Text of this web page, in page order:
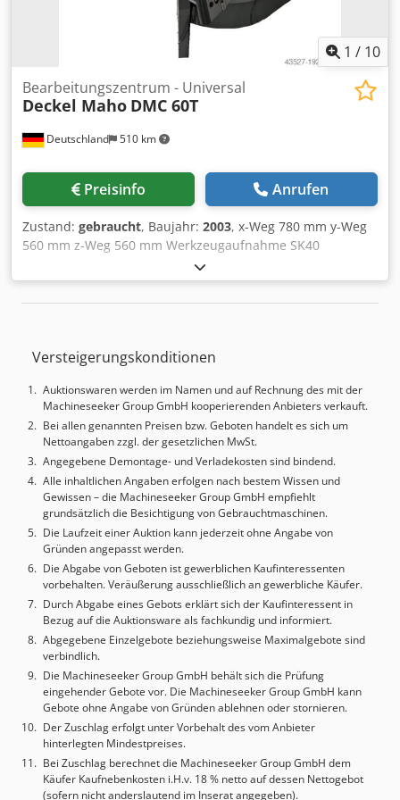
1 / 10
Deutschland 510 km
Bearbeitungszentrum - Universal
Deckel Maho DMC 60T
Preisinfo Anrufen
Zustand: gebraucht, Baujahr: 2003, x-Weg 780 mm y-Weg
560 mm z-Weg 560 mm Werkzeugaufnahme SK40
Steuerung HEIDENHAIN iTNC 530 Maschinengewicht ca.
ca.12,5 t Dodpjwm Rrwsfx Af Rjck Raumbedarf ca. 3,40 x
3,30 x 2,60 m DECKEL MAHO DMC 60T BJ 2003
Maschine DMC 60T (1659) befindet sich in einem sehr
Fräsarbeiten dank leistungsstarker Motorspindeln, hoher
Vorschubgeschwindigkeiten und einem flexiblen
Werkzeugmagazin. Alle technischen Details finden Sie
untenstehend. Arbeitstische NC-Rundtisch -
Aufspannfläche, Palette: durchmesser 500 x 630 mm
Zentrierbohrung: durchmesser50^H6 20 tief mm
Richtbohrung: durchmesser20^H6 20 tief mm
Drehmoment der Tischplatte bei: - 100% ED: 1603Nm -
25% ED: 2813Nm max. Umdrehung der Tischplatte: 30
U/min. Vorschub: 7200 ./min. Zulässige Belastung des
Tisches: 400 kg Werkzeugmagazin mit -Magazin SK 40
Vorschubantrieb Ac-Servmotoren in Digitaltechnik für
Achse X,Y,Z Vorschubgeschwindigkeit X-,Y-,Z-Achse
stufenlos progammierbar: 20-15000 mm/min. Eilgang
X-,Y-,Z Achse: 50 mm/min. Einrichtbetrieb X-,Y-,Z-Achse:
20-2000 mm/min Wegmeßsystem Auflösung | X-,Y-,Z-
Achse: 0,001mm Eingabefeinheit | X-,Y-,Z-Achse: 0,001mm
Positionstoleranz | X-,Y-,Z-Achse: 0,010mm Hauptantrieb
12000min^-1: Motorspindal ohne Getriebe Hauptantrieb
18000min^-1: Motorspindel ohne Getriebe Drehzahl
Stufenlos programmierbar: 20-24000 min^-1 im
Einrichtbetrieb: 20-800 min^-1 Gewicht Maschine mit
Versteigerungskonditionen
Auktionswaren werden im Namen und auf Rechnung des mit der
Machineseeker Group GmbH kooperierenden Anbieters verkauft.
Bei allen genannten Preisen bzw. Geboten handelt es sich um
Nettoangaben zzgl. der gesetzlichen MwSt.
Angegebene Demontage- und Verladekosten sind bindend.
Alle inhaltlichen Angaben erfolgen nach bestem Wissen und
Gewissen – die Machineseeker Group GmbH empfiehlt
grundsätzlich die Besichtigung von Gebrauchtmaschinen.
Die Laufzeit einer Auktion kann jederzeit ohne Angabe von
Gründen angepasst werden.
Die Abgabe von Geboten ist gewerblichen Kaufinteressenten
vorbehalten. Veräußerung ausschließlich an gewerbliche Käufer.
Durch Abgabe eines Gebots erklärt sich der Kaufinteressent in
Bezug auf die Auktionsware als fachkundig und informiert.
Abgegebene Einzelgebote beziehungsweise Maximalgebote sind
verbindlich.
Die Machineseeker Group GmbH behält sich die Prüfung
eingehender Gebote vor. Die Machineseeker Group GmbH kann
Gebote ohne Angabe von Gründen ablehnen oder stornieren.
Der Zuschlag erfolgt unter Vorbehalt des vom Anbieter
hinterlegten Mindestpreises.
Bei Zuschlag berechnet die Machineseeker Group GmbH dem
Käufer Kaufnebenkosten i.H.v. 18 % netto auf dessen Nettogebot
(sofern nicht anderslautend im Inserat angegeben).